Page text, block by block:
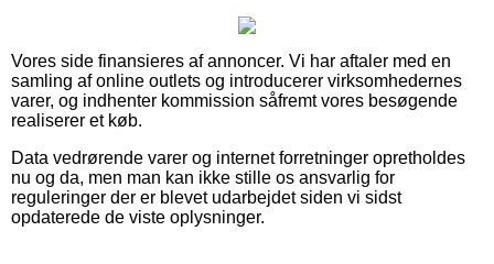
Vores side finansieres af annoncer. Vi har aftaler med en
samling af online outlets og introducerer virksomhedernes
varer, og indhenter kommission såfremt vores besøgende
realiserer et køb.
Data vedrørende varer og internet forretninger opretholdes
nu og da, men man kan ikke stille os ansvarlig for
reguleringer der er blevet udarbejdet siden vi sidst
opdaterede de viste oplysninger.